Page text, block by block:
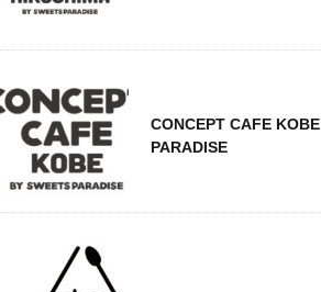
CONCEPT CAFE
PARADISE